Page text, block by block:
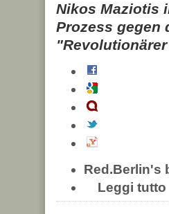
Nikos Maziotis
Prozess gegen
Red.Berlin's
Leggi tutto